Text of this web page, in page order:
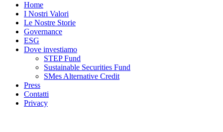
Home
I Nostri Valori
Le Nostre Storie
Governance
ESG
Dove investiamo
STEP Fund
Sustainable Securities Fund
SMes Alternative Credit
Press
Contatti
Privacy